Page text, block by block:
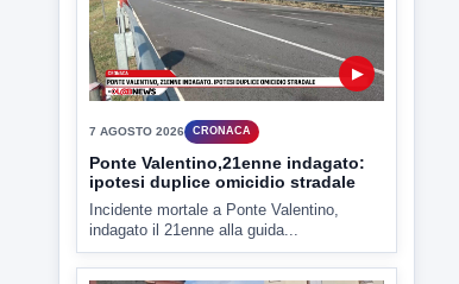
Ponte Valentino,21enne indagato:
ipotesi duplice omicidio stradale
Incidente mortale a Ponte Valentino,
indagato il 21enne alla guida...